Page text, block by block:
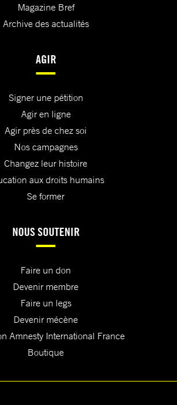
Magazine Bref
Archive des actualités
AGIR
Signer une pétition
Agir en ligne
Agir près de chez soi
Nos campagnes
Changez leur histoire
aux droits humains
Se former
NOUS SOUTENIR
Faire un don
Devenir membre
Faire un legs
Devenir mécène
Amnesty International France
Boutique